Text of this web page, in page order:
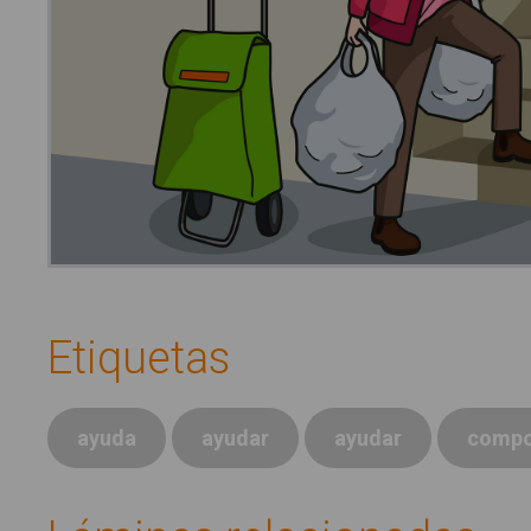
Etiquetas
ayuda ayudar ayudar